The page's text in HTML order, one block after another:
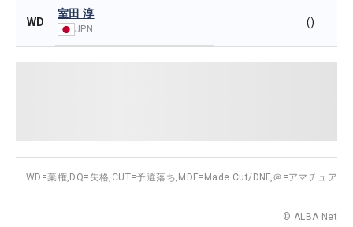
WD
室田 淳
JPN
()
WD=棄権, DQ=失格, CUT=予選落ち, MDF=Made Cut/DNF,＠=アマチュア
© ALBA Net